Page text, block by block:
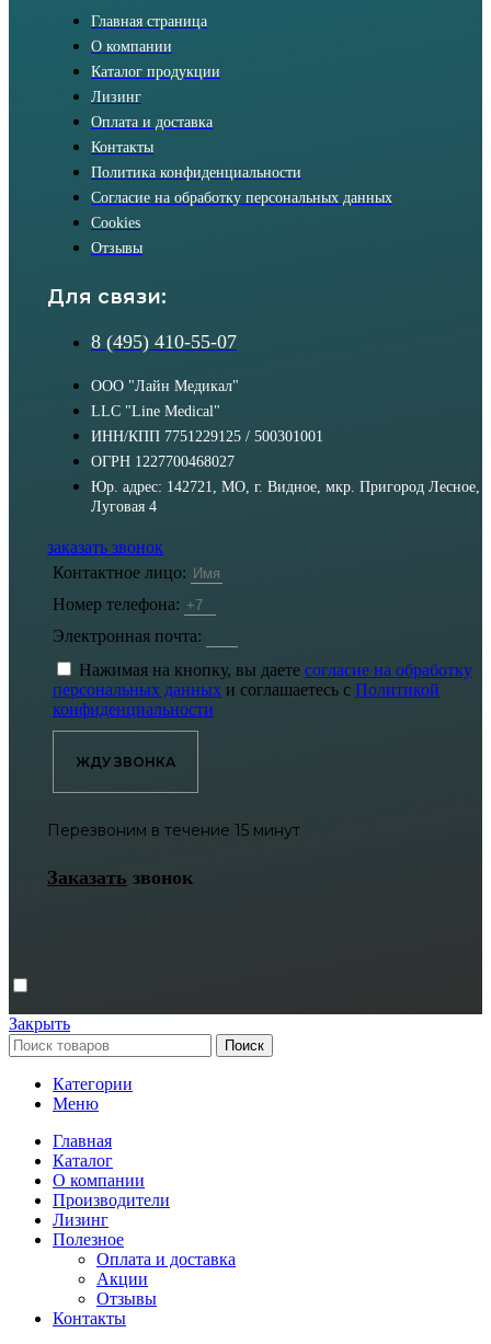
Главная страница
О компании
Каталог продукции
Лизинг
Оплата и доставка
Контакты
Политика конфиденциальности
Согласие на обработку персональных данных
Cookies
Отзывы
Для связи:
8 (495) 410-55-07
ООО "Лайн Медикал"
LLC "Line Medical"
ИНН/КПП 7751229125 / 500301001
ОГРН 1227700468027
Юр. адрес: 142721, МО, г. Видное, мкр. Пригород Лесное,
Луговая 4
заказать звонок
Контактное лицо:
Номер телефона:
Электронная почта:
Нажимая на кнопку, вы даете согласие на обработку
персональных данных и соглашаетесь с Политикой
конфиденциальности
ЖДУ ЗВОНКА
Перезвоним в течение 15 минут
Заказать звонок
Закрыть
Поиск
Категории
Меню
Главная
Каталог
О компании
Производители
Лизинг
Полезное
Оплата и доставка
Акции
Отзывы
Контакты